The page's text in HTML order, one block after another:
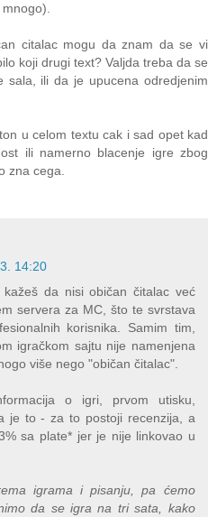
citalac mogu da znam da se vi
koji drugi text? Valjda treba da se
sala, ili da je upucena odredjenim
u celom textu cak i sad opet kad
ili namerno blacenje igre zbog
zna cega.
14:20
da nisi običan čitalac već
servera za MC, što te svrstava
korisnika. Samim tim,
igračkom sajtu nije namenjena
više nego "običan čitalac".
o igri, prvom utisku,
je to - za to postoji recenzija, a
sa plate* jer je nije linkovao u
igrama i pisanju, pa ćemo
da se igra na tri sata, kako